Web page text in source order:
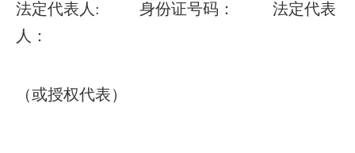
法定代表人 : 身份证号码：
法定代表
人：
（或授权代表）